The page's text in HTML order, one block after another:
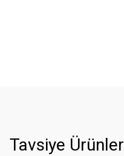
Tavsiye Ürünler